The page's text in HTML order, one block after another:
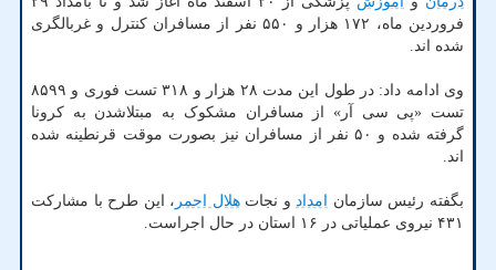
فروردین ماه، ۱۷۲ هزار و ۵۵۰ نفر از مسافران کنترل و غربالگری
شده اند.
وی ادامه داد: در طول این مدت ۲۸ هزار و ۳۱۸ تست فوری و ۸۵۹۹
تست «پی سی آر» از مسافران مشکوک به مبتلاشدن به کرونا
گرفته شده و ۵۰ نفر از مسافران نیز بصورت موقت قرنطینه شده
اند.
بگفته رئیس سازمان امدادو نجاتهلال احمر ، این طرح با مشارکت
۴۳۱ نیروی عملیاتی در ۱۶ استان در حال اجراست.